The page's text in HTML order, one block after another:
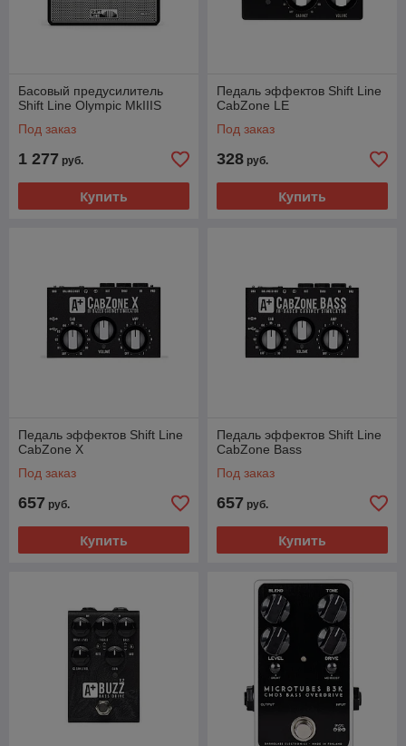
Басовый предусилитель
Shift Line Olympic MkIIIS
Под заказ
1 277 руб.
Купить
Педаль эффектов Shift Line
CabZone LE
Под заказ
328 руб.
Купить
Педаль эффектов Shift Line
CabZone X
Под заказ
657 руб.
Купить
Педаль эффектов Shift Line
CabZone Bass
Под заказ
657 руб.
Купить